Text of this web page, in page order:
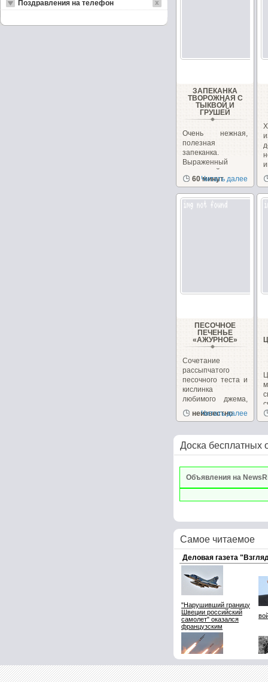
ЗАПЕКАНКА
ТВОРОЖНАЯ С
ТЫКВОЙ И
ГРУШЕЙ
Очень нежная,
полезная
запеканка.
Выраженный
тыквенный вкус.
Рецепт из
60 минут
Читать далее
ПЕСОЧНОЕ
ПЕЧЕНЬЕ
«АЖУРНОЕ»
Сочетание
рассыпчатого
песочного теста и
кислинка
любимого джема,
повидла или...
неизвестно
Читать далее
Доска бесплатных
Объявления на
Самое читаемое
Поздравления на телефон